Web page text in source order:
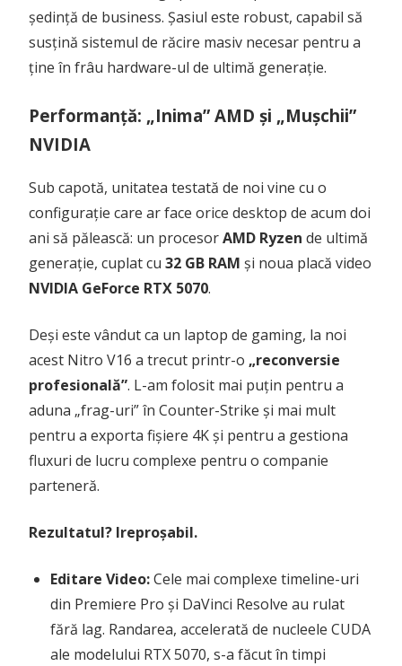
ședință de business. Șasiul este robust, capabil să
susțină sistemul de răcire masiv necesar pentru a
ține în frâu hardware-ul de ultimă generație.
Performanță: „Inima” AMD și „Mușchii”
NVIDIA
Sub capotă, unitatea testată de noi vine cu o
configurație care ar face orice desktop de acum doi
ani să pălească: un procesorAMD Ryzen de ultimă
generație, cuplat cu 32 GB RAM și noua placă video
NVIDIA GeForce RTX 5070.
Deși este vândut ca un laptop de gaming, la noi
acest Nitro V16 a trecut printr-o „reconversie
profesională”. L-am folosit mai puțin pentru a
aduna „frag-uri” în Counter-Strike și mai mult
pentru a exporta fișiere 4K și pentru a gestiona
fluxuri de lucru complexe pentru o companie
parteneră.
Rezultatul? Ireproșabil.
Editare Video:Cele mai complexe timeline-uri
din Premiere Pro și DaVinci Resolve au rulat
fără lag. Randarea, accelerată de nucleele CUDA
ale modelului RTX 5070, s-a făcut în timpi